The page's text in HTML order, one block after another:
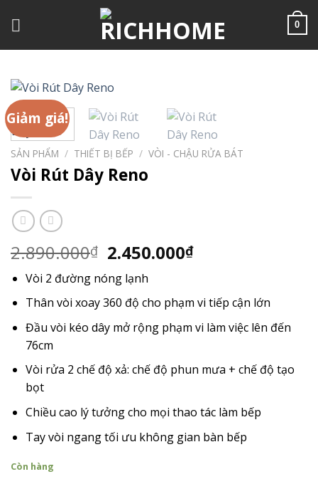
đến
0
Giảm giá!
SẢN PHẨM / THIẾT BỊ BẾP / VÒI - CHẬU RỬA BÁT
Vòi Rút Dây Reno
2.890.000₫ Giá
gốc
là:
2.890.000₫.
2.450.000₫Giá
là:
2.450.000₫.
Vòi 2 đường nóng lạnh
Thân vòi xoay 360 độ cho phạm vi tiếp cận lớn
Đầu vòi kéo dây mở rộng phạm vi làm việc lên đến
76cm
Vòi rửa 2 chế độ xả: chế độ phun mưa + chế độ tạo
bọt
Chiều cao lý tưởng cho mọi thao tác làm bếp
Tay vòi ngang tối ưu không gian bàn bếp
Còn hàng